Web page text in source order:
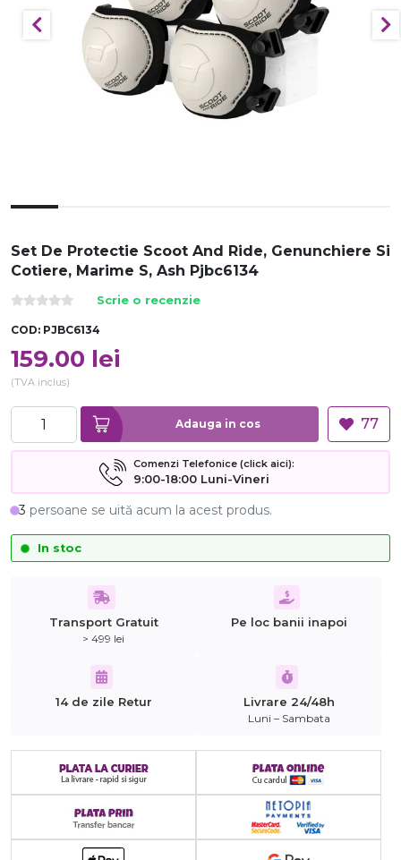
Set De Protectie Scoot And Ride, Genunchiere Si
Cotiere, Marime S, Ash Pjbc6134
Scrie o recenzie
COD: PJBC6134
159.00 lei
(TVA inclus)
Adauga in cos 77
Comenzi Telefonice (click aici):
9:00-18:00 Luni-Vineri
3 persoane se uită acum la acest produs.
In stoc
Transport Gratuit
> 499 lei
Pe loc banii inapoi
14 de zile Retur Livrare 24/48h
Luni – Sambata